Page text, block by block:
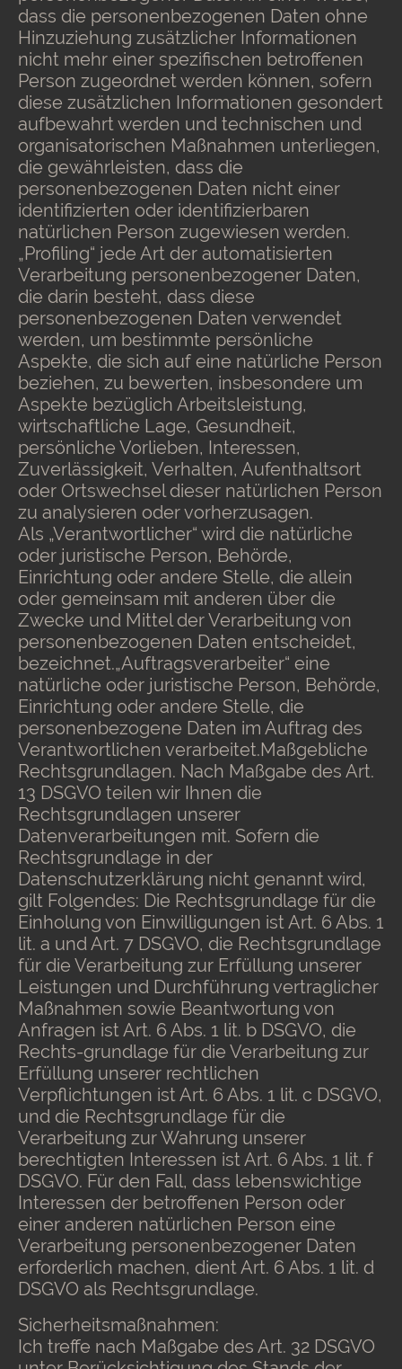
dass die personenbezogenen Daten ohne
Hinzuziehung zusätzlicher Informationen
nicht mehr einer spezifischen betroffenen
Person zugeordnet werden können, sofern
diese zusätzlichen Informationen gesondert
aufbewahrt werden und technischen und
organisatorischen Maßnahmen unterliegen,
die gewährleisten, dass die
personenbezogenen Daten nicht einer
identifizierten oder identifizierbaren
natürlichen Person zugewiesen werden.
„Profiling“ jede Art der automatisierten
Verarbeitung personenbezogener Daten,
die darin besteht, dass diese
personenbezogenen Daten verwendet
werden, um bestimmte persönliche
Aspekte, die sich auf eine natürliche Person
beziehen, zu bewerten, insbesondere um
Aspekte bezüglich Arbeitsleistung,
wirtschaftliche Lage, Gesundheit,
persönliche Vorlieben, Interessen,
Zuverlässigkeit, Verhalten, Aufenthaltsort
oder Ortswechsel dieser natürlichen Person
zu analysieren oder vorherzusagen.
Als „Verantwortlicher“ wird die natürliche
oder juristische Person, Behörde,
Einrichtung oder andere Stelle, die allein
oder gemeinsam mit anderen über die
Zwecke und Mittel der Verarbeitung von
personenbezogenen Daten entscheidet,
bezeichnet.„Auftragsverarbeiter“ eine
natürliche oder juristische Person, Behörde,
Einrichtung oder andere Stelle, die
personenbezogene Daten im Auftrag des
Verantwortlichen verarbeitet.Maßgebliche
Rechtsgrundlagen. Nach Maßgabe des Art.
13 DSGVO teilen wir Ihnen die
Rechtsgrundlagen unserer
Datenverarbeitungen mit. Sofern die
Rechtsgrundlage in der
Datenschutzerklärung nicht genannt wird,
gilt Folgendes: Die Rechtsgrundlage für die
Einholung von Einwilligungen ist Art. 6 Abs. 1
lit. a und Art. 7 DSGVO, die Rechtsgrundlage
für die Verarbeitung zur Erfüllung unserer
Leistungen und Durchführung vertraglicher
Maßnahmen sowie Beantwortung von
Anfragen ist Art. 6 Abs. 1 lit. b DSGVO, die
Rechts-grundlage für die Verarbeitung zur
Erfüllung unserer rechtlichen
Verpflichtungen ist Art. 6 Abs. 1 lit. c DSGVO,
und die Rechtsgrundlage für die
Verarbeitung zur Wahrung unserer
berechtigten Interessen ist Art. 6 Abs. 1 lit. f
DSGVO. Für den Fall, dass lebenswichtige
Interessen der betroffenen Person oder
einer anderen natürlichen Person eine
Verarbeitung personenbezogener Daten
erforderlich machen, dient Art. 6 Abs. 1 lit. d
DSGVO als Rechtsgrundlage.
Sicherheitsmaßnahmen:
Ich treffe nach Maßgabe des Art. 32 DSGVO